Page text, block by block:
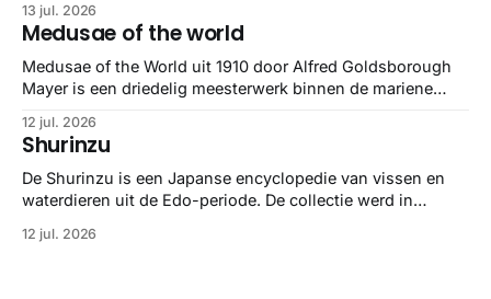
13 jul. 2026
Medusae of the world
Medusae of the World uit 1910 door Alfred Goldsborough
Mayer is een driedelig meesterwerk binnen de mariene
gedetailleerd overzicht van kwallensoorten en hun
taxonomie. Het boek staat bekend om de combinatie van
strikte wetenschap met prachtige, handgetekende
illustraties en kleurendrukplaten van Mayer zelf.
12 jul. 2026
Shurinzu
De Shurinzu is een Japanse encyclopedie van vissen en
waterdieren uit de Edo-periode. De collectie werd in
bekend om verfijnde technieken en bijna driedimensionale
12 jul. 2026